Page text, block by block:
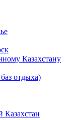
Казахстану
отдыха)
Казахстан